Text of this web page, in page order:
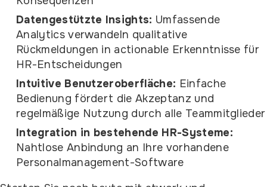
Datengestützte Insights: Umfassende
Analytics verwandeln qualitative
Rückmeldungen in actionable Erkenntnisse für
HR-Entscheidungen
Intuitive Benutzeroberfläche: Einfache
Bedienung fördert die Akzeptanz und
regelmäßige Nutzung durch alle Teammitglieder
Integration in bestehende HR-Systeme:
Nahtlose Anbindung an Ihre vorhandene
Personalmanagement-Software